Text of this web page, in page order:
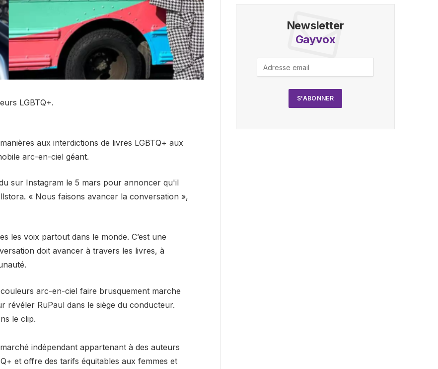
LGBTQ+.
aux interdictions de livres LGBTQ+ aux
arc-en-ciel géant.
sur Instagram le 5 mars pour annoncer qu'il
« Nous faisons avancer la conversation »,
les voix partout dans le monde. C’est une
doit avancer à travers les livres, à
arc-en-ciel faire brusquement marche
RuPaul dans le siège du conducteur.
le clip.
indépendant appartenant à des auteurs
et offre des tarifs équitables aux femmes et
Newsletter
Gayvox